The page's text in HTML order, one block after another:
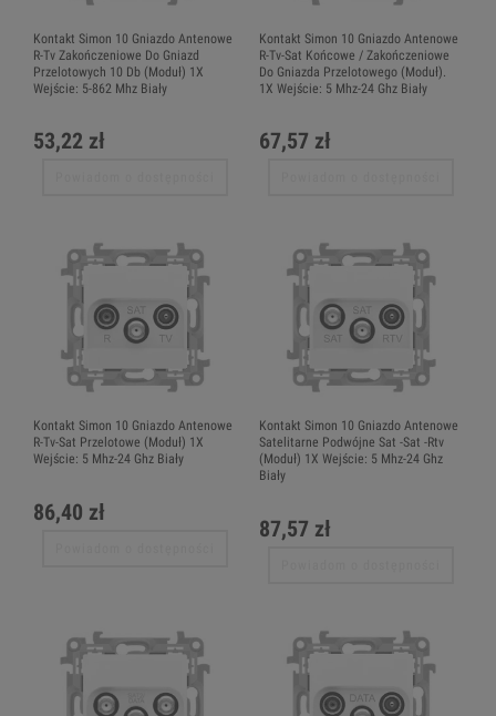
Kontakt Simon 10 Gniazdo Antenowe
R-Tv Zakończeniowe Do Gniazd
Przelotowych 10 Db (Moduł) 1X
Wejście: 5-862 Mhz Biały
53,22 zł
Kontakt Simon 10 Gniazdo Antenowe
R-Tv-Sat Końcowe / Zakończeniowe
Do Gniazda Przelotowego (Moduł).
1X Wejście: 5 Mhz-24 Ghz Biały
67,57 zł
Kontakt Simon 10 Gniazdo Antenowe
R-Tv-Sat Przelotowe (Moduł) 1X
Wejście: 5 Mhz-24 Ghz Biały
86,40 zł
Kontakt Simon 10 Gniazdo Antenowe
Satelitarne Podwójne Sat -Sat -Rtv
(Moduł) 1X Wejście: 5 Mhz-24 Ghz
Biały
87,57 zł